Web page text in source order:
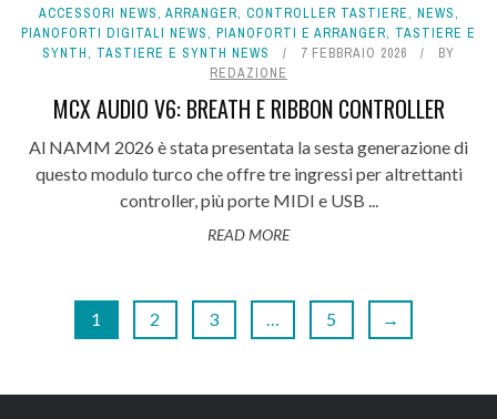
ACCESSORI NEWS, ARRANGER, CONTROLLER TASTIERE, NEWS,
PIANOFORTI DIGITALI NEWS, PIANOFORTI E ARRANGER, TASTIERE E
SYNTH, TASTIERE E SYNTH NEWS 7 FEBBRAIO 2026
BY
REDAZIONE
MCX AUDIO V6: BREATH E RIBBON CONTROLLER
Al NAMM 2026 è stata presentata la sesta generazione di
questo modulo turco che offre tre ingressi per altrettanti
controller, più porte MIDI e USB ...
READ MORE
1 2 3 … 5 →